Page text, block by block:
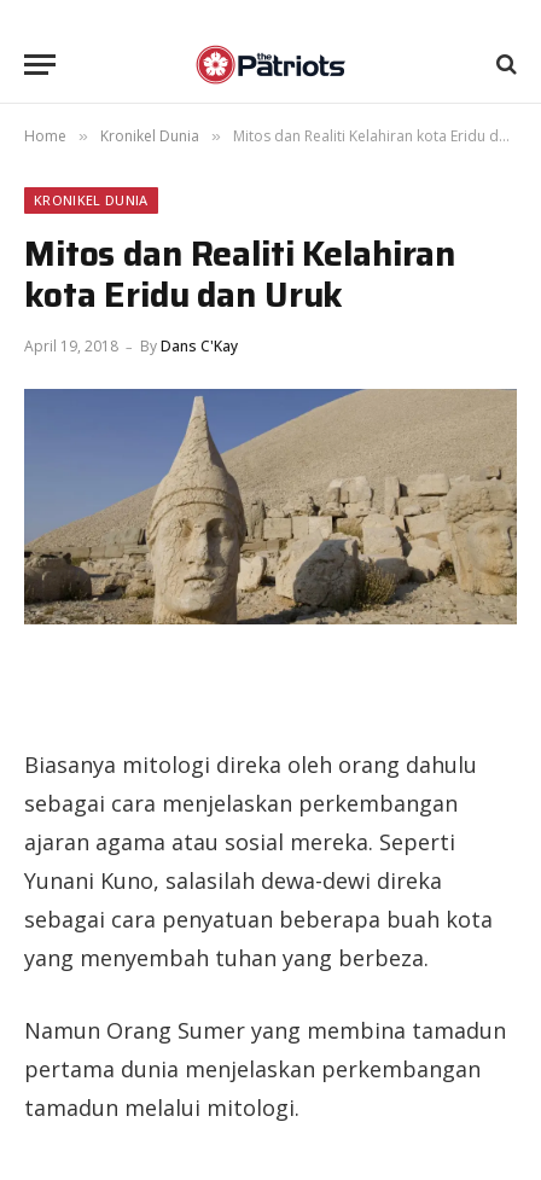
Home » Kronikel Dunia » Mitos dan Realiti Kelahiran kota Eridu dan Uruk
KRONIKEL DUNIA
Mitos dan Realiti Kelahiran
kota Eridu dan Uruk
April 19, 2018 ByDans C'Kay
Biasanya mitologi direka oleh orang dahulu
sebagai cara menjelaskan perkembangan
ajaran agama atau sosial mereka. Seperti
Yunani Kuno, salasilah dewa-dewi direka
sebagai cara penyatuan beberapa buah kota
yang menyembah tuhan yang berbeza.
Namun Orang Sumer yang membina tamadun
pertama dunia menjelaskan perkembangan
tamadun melalui mitologi.